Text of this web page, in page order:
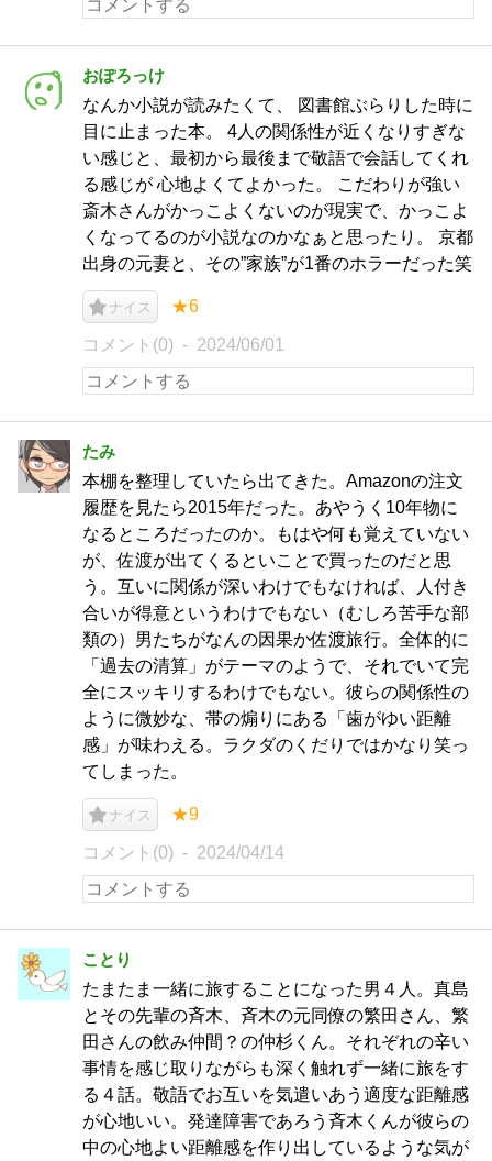
おぽろっけ
なんか小説が読みたくて、 図書館ぶらりした時に
目に止まった本。 4人の関係性が近くなりすぎな
い感じと、最初から最後まで敬語で会話してくれ
る感じが 心地よくてよかった。 こだわりが強い
斎木さんがかっこよくないのが現実で、かっこよ
くなってるのが小説なのかなぁと思ったり。 京都
出身の元妻と、その”家族”が1番のホラーだった笑
ナイス ★6
コメント(0) 2024/06/01
たみ
本棚を整理していたら出てきた。Amazonの注文
履歴を見たら2015年だった。あやうく10年物に
なるところだったのか。もはや何も覚えていない
が、佐渡が出てくるといことで買ったのだと思
う。互いに関係が深いわけでもなければ、人付き
合いが得意というわけでもない（むしろ苦手な部
類の）男たちがなんの因果か佐渡旅行。全体的に
「過去の清算」がテーマのようで、それでいて完
全にスッキリするわけでもない。彼らの関係性の
ように微妙な、帯の煽りにある「歯がゆい距離
感」が味わえる。ラクダのくだりではかなり笑っ
てしまった。
ナイス ★9
コメント(0) 2024/04/14
ことり
たまたま一緒に旅することになった男４人。真島
とその先輩の斉木、斉木の元同僚の繁田さん、繁
田さんの飲み仲間？の仲杉くん。それぞれの辛い
事情を感じ取りながらも深く触れず一緒に旅をす
る４話。敬語でお互いを気遣いあう適度な距離感
が心地いい。発達障害であろう斉木くんが彼らの
中の心地よい距離感を作り出しているような気が